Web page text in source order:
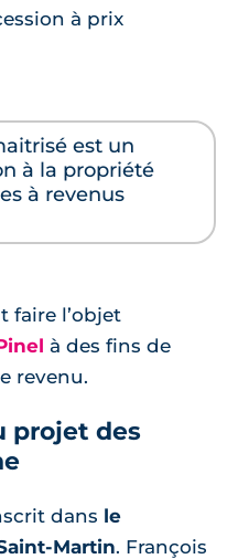
à prix
est un
à la propriété
à revenus
faire l’objet
à des fins de
revenu.
projet des
dans le
Martin. François